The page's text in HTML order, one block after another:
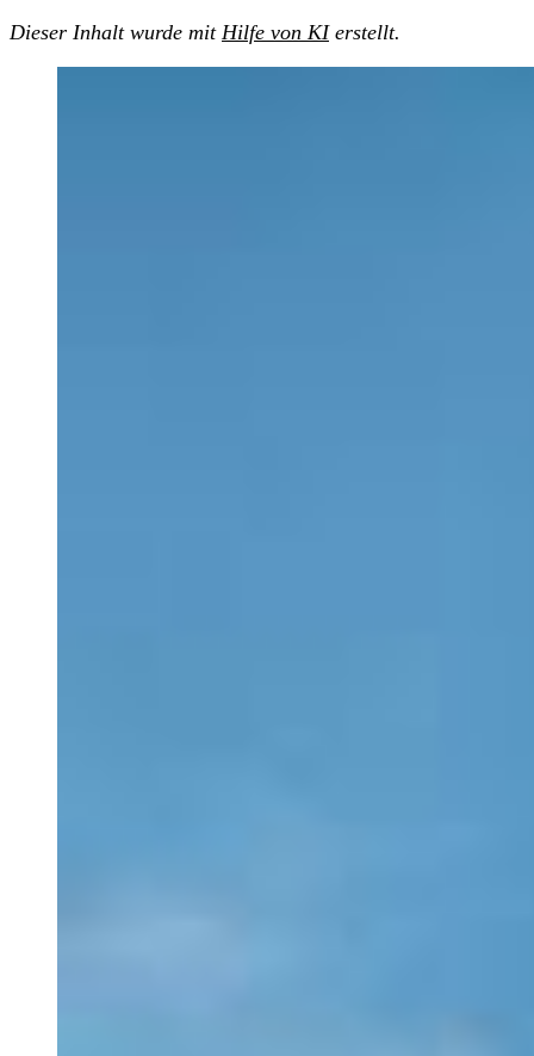
Dieser Inhalt wurde mit Hilfe von KIerstellt.